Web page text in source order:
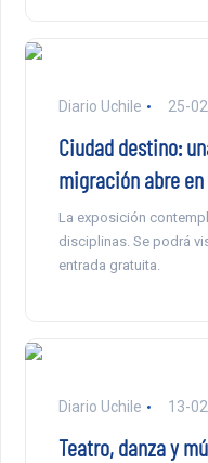
Diario Uchile 25-
Ciudad destino:
migración abre en
La exposición
disciplinas. Se podrá
entrada gratuita.
Diario Uchile 13-
Teatro, danza y